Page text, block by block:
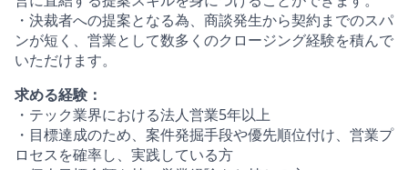
・決裁者への提案となる為、商談発生から契約までのスパ
ンが短く、営業として数多くのクロージング経験を積んで
いただけます。
求める経験：
・テック業界における法人営業5年以上
・目標達成のため、案件発掘手段や優先順位付け、営業プ
ロセスを確率し、実践している方